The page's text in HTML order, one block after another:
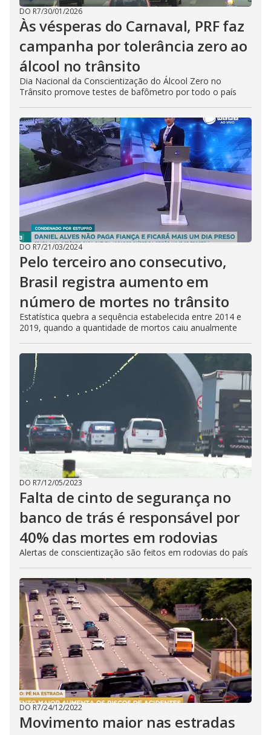
DO R7/30/01/2026
Às vésperas do Carnaval, PRF faz
campanha por tolerância zero ao
álcool no trânsito
Dia Nacional da Conscientização do Álcool Zero no
Trânsito promove testes de bafômetro por todo o país
DO R7/21/03/2024
Pelo terceiro ano consecutivo,
Brasil registra aumento em
número de mortes no trânsito
Estatística quebra a sequência estabelecida entre 2014 e
2019, quando a quantidade de mortos caiu anualmente
DO R7/12/05/2023
Falta de cinto de segurança no
banco de trás é responsável por
40% das mortes em rodovias
Alertas de conscientização são feitos em rodovias do país
DO R7/24/12/2022
Movimento maior nas estradas